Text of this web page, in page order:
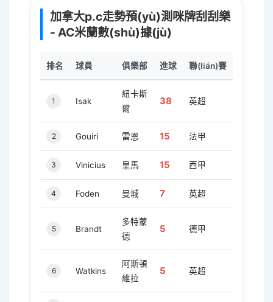
加拿大p.c走勢預(yù)測咪牌刮刮樂
- AC米蘭數(shù)據(jù)
排名 球員 俱樂部 進球 聯(lián)賽
1 Isak
紐卡斯
爾
38 英超
2 Gouiri 雷恩 15 法甲
3 Vinicius 皇馬 15 西甲
4 Foden 曼城 7 英超
5 Brandt
多特蒙
德
5 德甲
6 Watkins
阿斯頓
維拉
5 英超